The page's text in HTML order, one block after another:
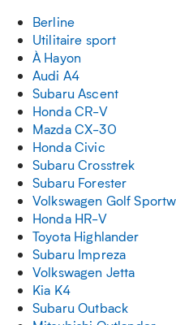
Berline
Utilitaire sport
À Hayon
Audi A4
Subaru Ascent
Honda CR-V
Mazda CX-30
Honda Civic
Subaru Crosstrek
Subaru Forester
Volkswagen Golf
Honda HR-V
Toyota Highlander
Subaru Impreza
Volkswagen Jetta
Kia K4
Subaru Outback